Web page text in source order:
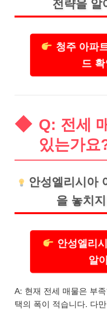
전략을 알
청주 아파
드 확
Q: 전세
있는가요
안성엘리시아
을 놓치
안성엘리
알
A: 현재 전세 매물은 부
택의 폭이 적습니다. 다